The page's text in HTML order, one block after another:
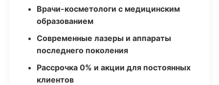
Врачи-косметологи с медицинским
образованием
Современные лазеры и аппараты
последнего поколения
Рассрочка 0% и акции для постоянных
клиентов